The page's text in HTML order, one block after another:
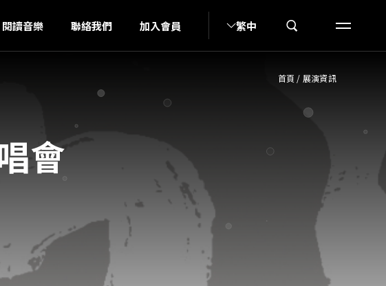
閱讀音樂 聯絡我們 加入會員 繁中
首頁 / 展演資訊
會